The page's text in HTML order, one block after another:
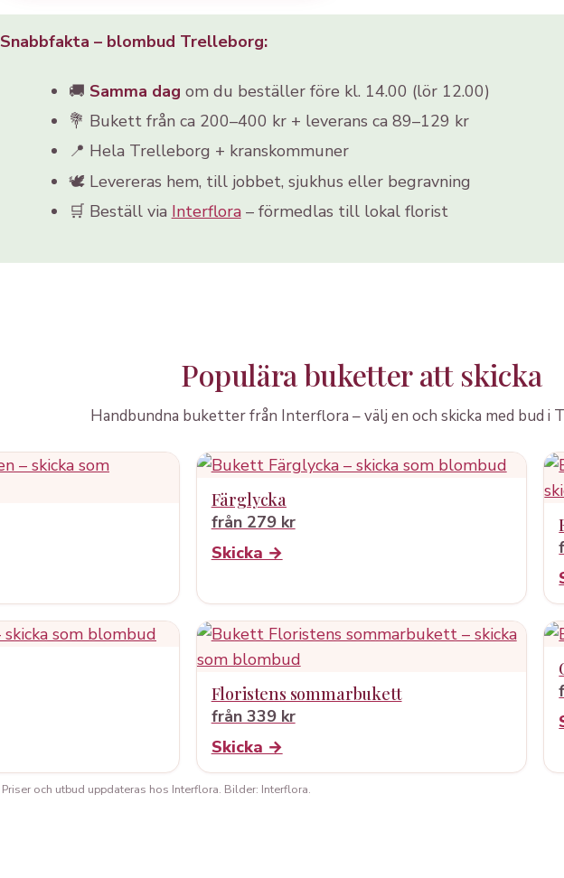
Snabbfakta – blombud Trelleborg:
🚚 Samma dag om du beställer före kl. 14.00 (lör 12.00)
💐 Bukett från ca 200–400 kr + leverans ca 89–129 kr
📍 Hela Trelleborg + kranskommuner
🕊️ Levereras hem, till jobbet, sjukhus eller begravning
🛒 Beställ via Interflora– förmedlas till lokal florist
Populära buketter att skicka
Handbundna buketter från Interflora – välj en och skicka med bud i
Färglycka
från 279 kr
Skicka →
Floristens sommarbukett
från 339 kr
Skicka →
Priser och utbud uppdateras hos Interflora. Bilder: Interflora.